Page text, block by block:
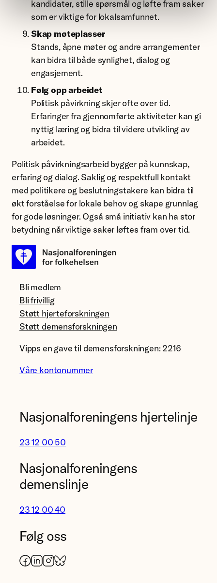
kandidater, stille spørsmål og løfte fram saker
som er viktige for lokalsamfunnet.
Skap møteplasser
Stands, åpne møter og andre arrangementer
kan bidra til både synlighet, dialog og
engasjement.
Følg opp arbeidet
Politisk påvirkning skjer ofte over tid.
Erfaringer fra gjennomførte aktiviteter kan gi
nyttig læring og bidra til videre utvikling av
arbeidet.
Politisk påvirkningsarbeid bygger på kunnskap,
erfaring og dialog. Saklig og respektfull kontakt
med politikere og beslutningstakere kan bidra til
økt forståelse for lokale behov og skape grunnlag
for gode løsninger. Også små initiativ kan ha stor
betydning når viktige saker løftes fram over tid.
Bli medlem
Bli frivillig
Støtt hjerteforskningen
Støtt demensforskningen
Vipps en gave til demensforskningen: 2216
Våre kontonummer
Nasjonalforeningens hjertelinje
23 12 00 50
Nasjonalforeningens
demenslinje
23 12 00 40
Følg oss
Facebook
LinkedIn
Instagram
Bluesky